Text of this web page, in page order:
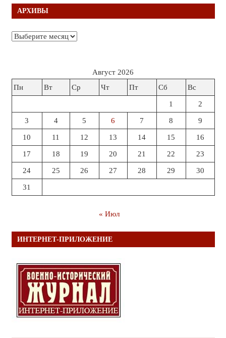
АРХИВЫ
Архивы
Август 2026
Пн
Вт Ср Чт Пт Сб Вс
1 2
3 4 5 6 7 8 9
10 11 12 13 14 15 16
17 18 19 20 21 22 23
24 25 26 27 28 29 30
31
« Июл
ИНТЕРНЕТ-ПРИЛОЖЕНИЕ